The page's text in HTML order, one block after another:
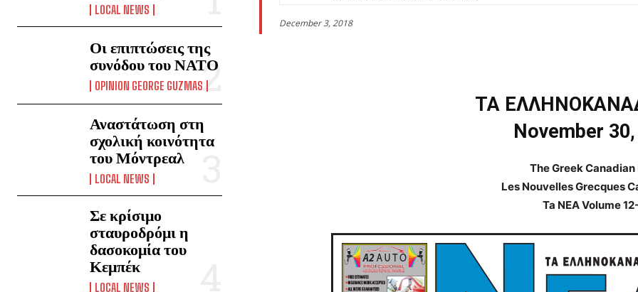
LOCAL NEWS
Οι επιπτώσεις της
συνόδου του ΝΑΤΟ
OPINION GEORGE GUZMAS
Αναστάτωση στη
σχολική κοινότητα
του Μόντρεαλ
LOCAL NEWS
Σε κρίσιμο
σταυροδρόμι η
δασοκομία του
Κεμπέκ
LOCAL NEWS
December 3, 2018
ΤΑ
November
The Greek Canadian
Les Nouvelles Grecques
Ta NEA Volume